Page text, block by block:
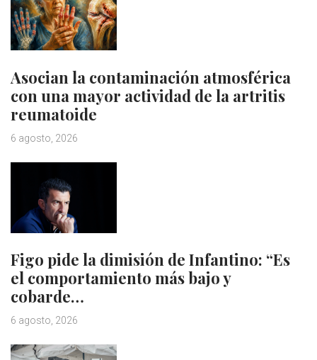
Asocian la contaminación atmosférica
con una mayor actividad de la artritis
reumatoide
6 agosto, 2026
Figo pide la dimisión de Infantino: “Es
el comportamiento más bajo y
cobarde…
6 agosto, 2026